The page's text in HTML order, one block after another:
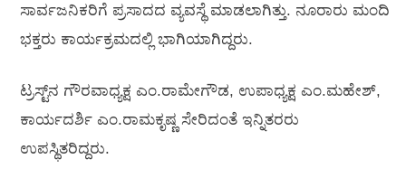
ಸಾರ್ವಜನಿಕರಿಗೆ ಪ್ರಸಾದದ ವ್ಯವಸ್ಥೆ ಮಾಡಲಾಗಿತ್ತು. ನೂರಾರು ಮಂದಿ
ಭಕ್ತರು ಕಾರ್ಯಕ್ರಮದಲ್ಲಿ ಭಾಗಿಯಾಗಿದ್ದರು.
ಟ್ರಸ್ಟ್‌ನ ಗೌರವಾಧ್ಯಕ್ಷ ಎಂ.ರಾಮೇಗೌಡ, ಉಪಾಧ್ಯಕ್ಷ ಎಂ.ಮಹೇಶ್,
ಕಾರ್ಯದರ್ಶಿ ಎಂ.ರಾಮಕೃಷ್ಣ ಸೇರಿದಂತೆ ಇನ್ನಿತರರು
ಉಪಸ್ಥಿತರಿದ್ದರು.